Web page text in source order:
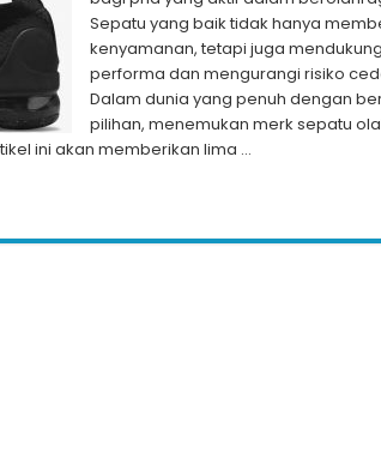
Sepatu yang baik tidak hanya
kenyamanan, tetapi juga mendukung
performa dan mengurangi risiko
Dalam dunia yang penuh dengan
pilihan, menemukan merk sepatu
ini akan memberikan lima …